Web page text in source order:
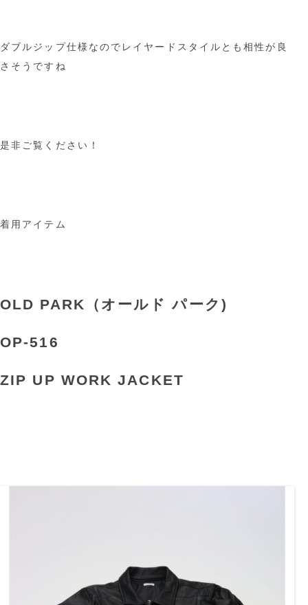
ダブルジップ仕様なのでレイヤードスタイルとも相性が良
さそうですね
是非ご覧ください！
着用アイテム
OLD PARK（オールド パーク)
OP-516
ZIP UP WORK JACKET